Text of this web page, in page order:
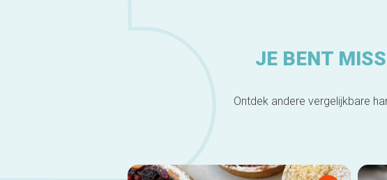
JE BENT
Ontdek andere vergelijkbare